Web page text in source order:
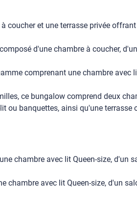
coucher et une terrasse privée
d'une chambre à coucher,
comprenant une chambre avec
ce bungalow comprend deux
ou banquettes, ainsi qu'une
chambre avec lit Queen-size,
chambre avec lit Queen-size, d'un